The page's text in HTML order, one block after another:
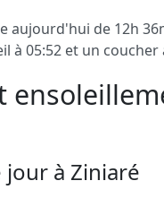
aujourd'hui de 12h
à 05:52 et un coucher
jour à Ziniaré